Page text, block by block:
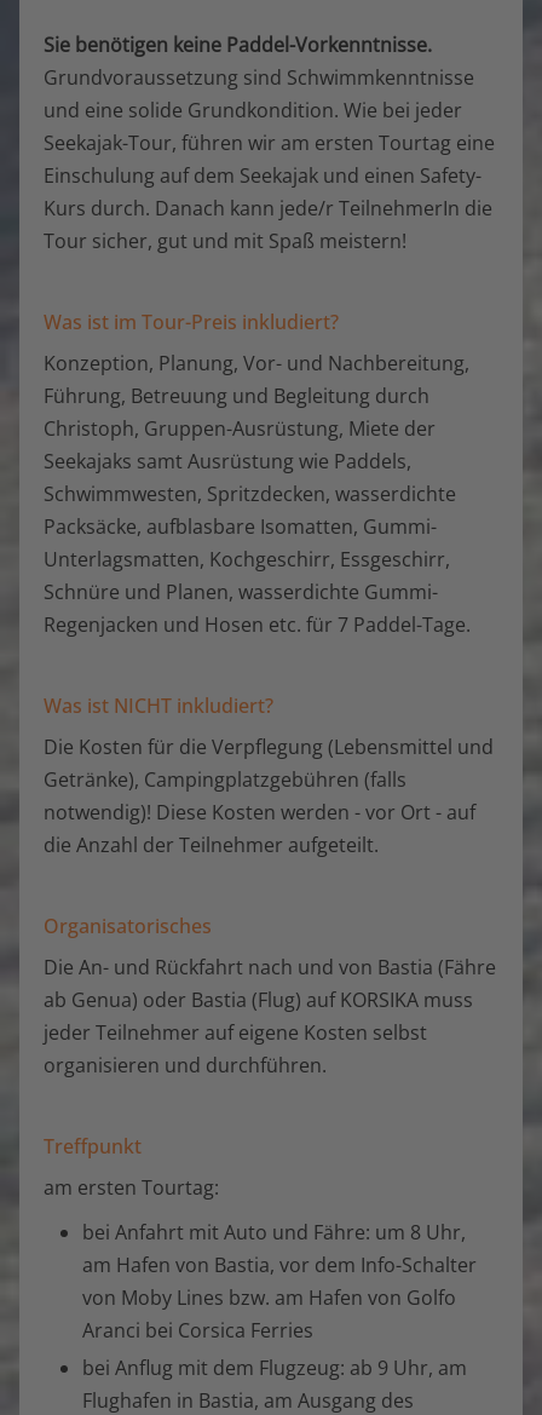
Sie benötigen keine Paddel-Vorkenntnisse.
Grundvoraussetzung sind Schwimmkenntnisse
und eine solide Grundkondition. Wie bei jeder
Seekajak-Tour, führen wir am ersten Tourtag eine
Einschulung auf dem Seekajak und einen Safety-
Kurs durch. Danach kann jede/r TeilnehmerIn die
Tour sicher, gut und mit Spaß meistern!
Was ist im Tour-Preis inkludiert?
Konzeption, Planung, Vor- und Nachbereitung,
Führung, Betreuung und Begleitung durch
Christoph, Gruppen-Ausrüstung, Miete der
Seekajaks samt Ausrüstung wie Paddels,
Schwimmwesten, Spritzdecken, wasserdichte
Packsäcke, aufblasbare Isomatten, Gummi-
Unterlagsmatten, Kochgeschirr, Essgeschirr,
Schnüre und Planen, wasserdichte Gummi-
Regenjacken und Hosen etc. für 7 Paddel-Tage.
Was ist NICHT inkludiert?
Die Kosten für die Verpflegung (Lebensmittel und
Getränke), Campingplatzgebühren (falls
notwendig)! Diese Kosten werden - vor Ort - auf
die Anzahl der Teilnehmer aufgeteilt.
Organisatorisches
Die An- und Rückfahrt nach und von Bastia (Fähre
ab Genua) oder Bastia (Flug) auf KORSIKA muss
jeder Teilnehmer auf eigene Kosten selbst
organisieren und durchführen.
Treffpunkt
am ersten Tourtag:
bei Anfahrt mit Auto und Fähre: um 8 Uhr,
am Hafen von Bastia, vor dem Info-Schalter
von Moby Lines bzw. am Hafen von Golfo
Aranci bei Corsica Ferries
bei Anflug mit dem Flugzeug: ab 9 Uhr, am
Flughafen in Bastia, am Ausgang des